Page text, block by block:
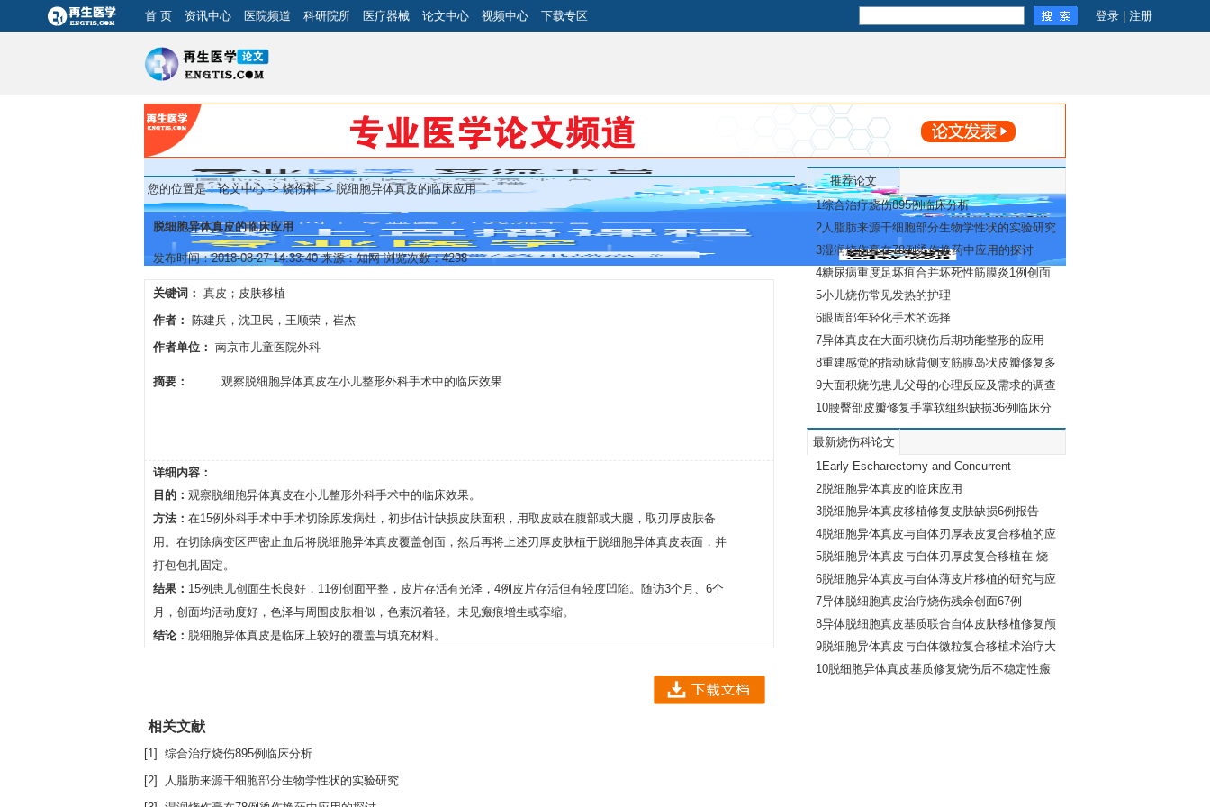
首 页 资讯中心 医院频道 科研院所 医疗器械 论文中心 视频中心 下载专区 登录| 注册
您的位置是：论文中心->烧伤科-> 脱细胞异体真皮的临床应用
脱细胞异体真皮的临床应用
发布时间：2018-08-27 14:33:40 来源：知网 浏览次数：4298
关键词： 真皮；皮肤移植
作者： 陈建兵，沈卫民，王顺荣，崔杰
作者单位： 南京市儿童医院外科
摘要： 观察脱细胞异体真皮在小儿整形外科手术中的临床效果
详细内容：
目的： 观察脱细胞异体真皮在小儿整形外科手术中的临床效果。
方法： 在15例外科手术中手术切除原发病灶，初步估计缺损皮肤面积，用取皮鼓在腹部或大腿，取刃厚皮肤备
用。在切除病变区严密止血后将脱细胞异体真皮覆盖创面，然后再将上述刃厚皮肤植于脱细胞异体真皮表面，并
打包包扎固定。
结果： 15例患儿创面生长良好，11例创面平整，皮片存活有光泽，4例皮片存活但有轻度凹陷。随访3个月、6个
月，创面均活动度好，色泽与周围皮肤相似，色素沉着轻。未见瘢痕增生或挛缩。
结论： 脱细胞异体真皮是临床上较好的覆盖与填充材料。
相关文献
[1] 综合治疗烧伤895例临床分析
[2] 人脂肪来源干细胞部分生物学性状的实验研究
推荐论文
1综合治疗烧伤895例临床分析
2人脂肪来源干细胞部分生物学性状的实验研究
3湿润烧伤膏在78例烫伤换药中应用的探讨
4糖尿病重度足坏疽合并坏死性筋膜炎1例创面
修复观察
5小儿烧伤常见发热的护理
6眼周部年轻化手术的选择
7异体真皮在大面积烧伤后期功能整形的应用
8重建感觉的指动脉背侧支筋膜岛状皮瓣修复多
指指端缺损
9大面积烧伤患儿父母的心理反应及需求的调查
研究
10腰臀部皮瓣修复手掌软组织缺损36例临床分
析
最新烧伤科论文
1Early Escharectomy and Concurrent
Composite Skin Grafting over Human Acellular
Dermal Matrix Scaffold for Covering Deep
Facial Burns
2脱细胞异体真皮的临床应用
3脱细胞异体真皮移植修复皮肤缺损6例报告
4脱细胞异体真皮与自体刃厚表皮复合移植的应
用
5脱细胞异体真皮与自体刃厚皮复合移植在 烧
伤整形中的应用
6脱细胞异体真皮与自体薄皮片移植的研究与应
用
7异体脱细胞真皮治疗烧伤残余创面67例
8异体脱细胞真皮基质联合自体皮肤移植修复颅
骨缺损钛网片外露创面
9脱细胞异体真皮与自体微粒复合移植术治疗大
面积深度烧伤患者的疗效
10脱细胞异体真皮基质修复烧伤后不稳定性瘢